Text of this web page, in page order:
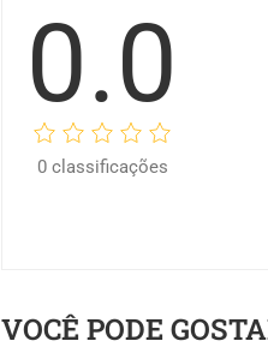
0.0
0classificações
VOCÊ PODE